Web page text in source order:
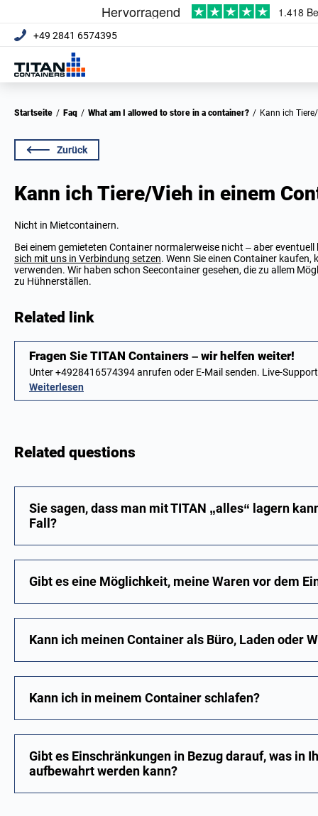
+49 2841 6574395
Startseite / Faq / What am I allowed to store in a container? / Kann ich
Zurück
Kann ich Tiere/Vieh in einem
Nicht in Mietcontainern.
Bei einem gemieteten Container normalerweise nicht – aber
sich mit uns in Verbindung setzen. Wenn Sie einen Container
verwenden. Wir haben schon Seecontainer gesehen, die zu allem
zu Hühnerställen.
Related link
Fragen Sie TITAN Containers – wir helfen weiter!
Unter +4928416574394 anrufen oder E-Mail senden. Live-
Weiterlesen
Related questions
Sie sagen, dass man mit TITAN „alles“ lagern
Fall?
Gibt es eine Möglichkeit, meine Waren vor dem
Kann ich meinen Container als Büro, Laden oder
Kann ich in meinem Container schlafen?
Gibt es Einschränkungen in Bezug darauf, was in
aufbewahrt werden kann?